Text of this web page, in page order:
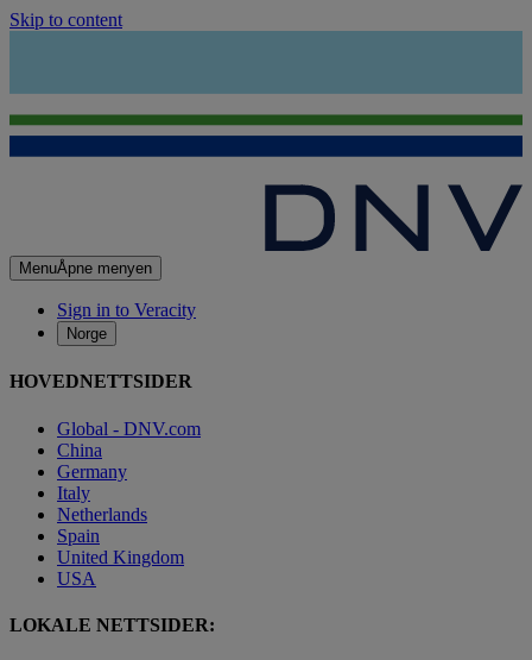
Skip to content
MenuÅpne menyen
Sign in to Veracity
Norge
HOVEDNETTSIDER
Global - DNV.com
China
Germany
Italy
Netherlands
Spain
United Kingdom
USA
LOKALE NETTSIDER: